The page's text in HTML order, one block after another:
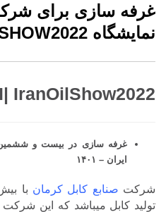
غرفه سازی برای
نمایشگاه IRANOILSHOW2022
IranOilShow2022
غرفه سازی در بیست و ششمین
ایران – ۱۴۰۱
شرکت صنابع کابل کرمان
تولید کابل میباشد که این